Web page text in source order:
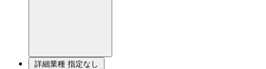
詳細業種 指定なし